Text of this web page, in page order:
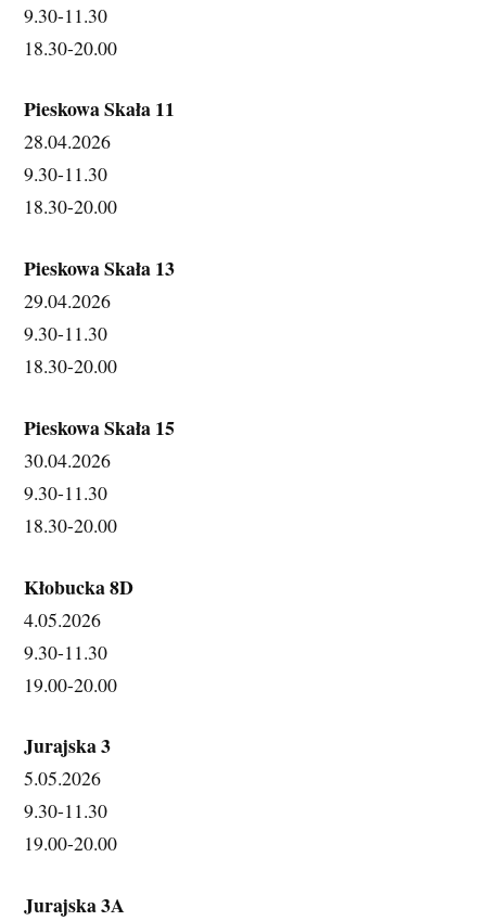
9.30-11.30
18.30-20.00
Pieskowa Skała 11
28.04.2026
9.30-11.30
18.30-20.00
Pieskowa Skała 13
29.04.2026
9.30-11.30
18.30-20.00
Pieskowa Skała 15
30.04.2026
9.30-11.30
18.30-20.00
Kłobucka 8D
4.05.2026
9.30-11.30
19.00-20.00
Jurajska 3
5.05.2026
9.30-11.30
19.00-20.00
Jurajska 3A